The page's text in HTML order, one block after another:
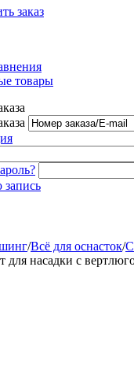
заказ
товары
запись
/Всё для оснасток/
для насадки с